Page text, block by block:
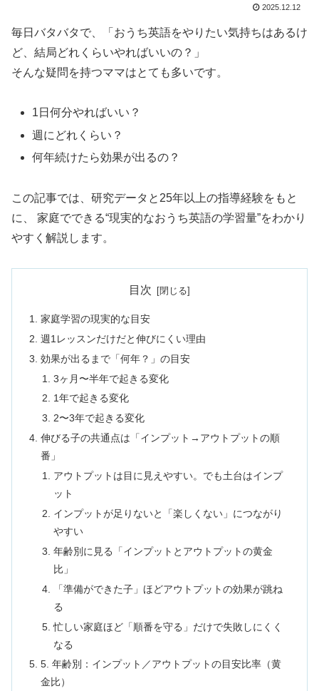
2025.12.12
毎日バタバタで、「おうち英語をやりたい気持ちはあるけ
ど、結局どれくらいやればいいの？」
そんな疑問を持つママはとても多いです。
1日何分やればいい？
週にどれくらい？
何年続けたら効果が出るの？
この記事では、研究データと25年以上の指導経験をもと
に、 家庭でできる“現実的なおうち英語の学習量”をわかり
やすく解説します。
目次
家庭学習の現実的な目安
週1レッスンだけだと伸びにくい理由
効果が出るまで「何年？」の目安
3ヶ月〜半年で起きる変化
1年で起きる変化
2〜3年で起きる変化
伸びる子の共通点は「インプット→アウトプットの順
番」
アウトプットは目に見えやすい。でも土台はインプ
ット
インプットが足りないと「楽しくない」につながり
やすい
年齢別に見る「インプットとアウトプットの黄金
比」
「準備ができた子」ほどアウトプットの効果が跳ね
る
忙しい家庭ほど「順番を守る」だけで失敗しにくく
なる
5. 年齢別：インプット／アウトプットの目安比率（黄
金比）